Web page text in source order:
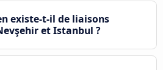
existe-t-il de liaisons
et Istanbul ?